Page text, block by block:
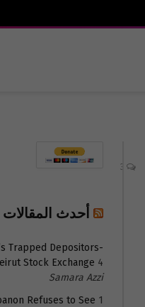
أحدث المقالات
Trapped Depositors-
Stock Exchange 4 أغسطس 2026
Samara Azzi
Refuses to See 1